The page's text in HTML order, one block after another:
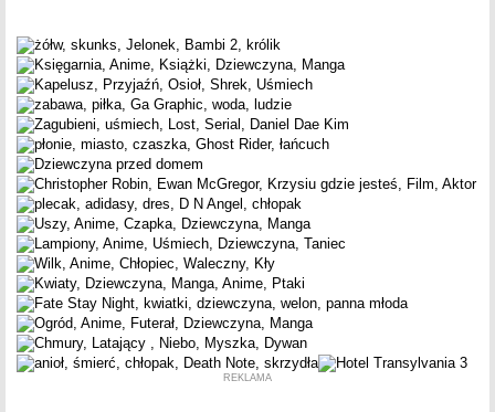
REKLAMA